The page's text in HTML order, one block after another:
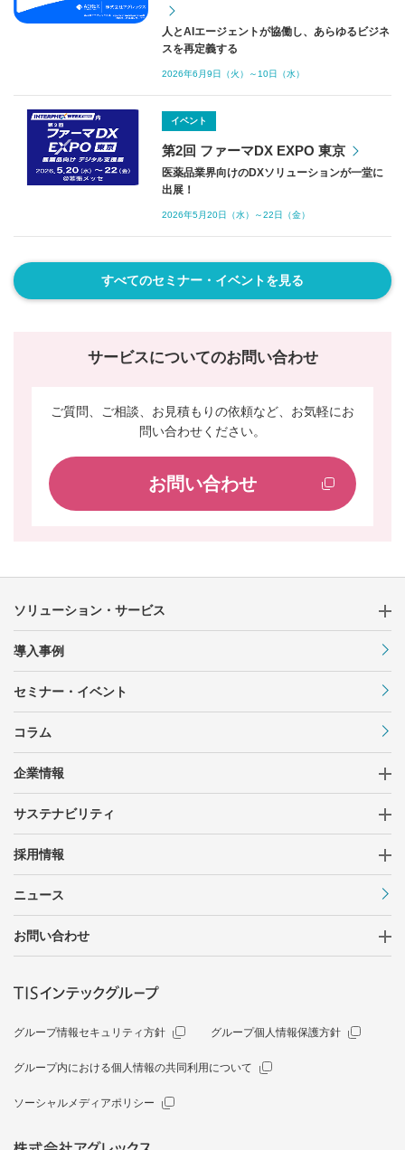
業務効率化やDXを実現する、お客様業
務の可視化・分析・BPRソリューション
ビジネス変革サービス
業界を問わず高品質でフレキシブルな
BPOサービスを提供
BPOサービス
導入実績No.1!名寄せツールのデファク
Precisely Trillium関連ソリューシ
ョン（データクレンジング・名寄
最適なツール選定と効果的な活用促進
業務効率化ソリューション
お客様に気軽に相談いただける「ITのか
かりつけ医」
i
豊富な標準機能と開発基盤を兼ね備えた
Biz∫関連サービス
的な業務改革をサポート
BPMデジタルサービス
簡単に実施でき、簡単に効果を出せる
人とAIエージェントが協働し、あらゆるビジネ
スを再定義する
2026年6月9日（火）～10日（水）
イベント
第2回 ファーマDX EXPO 東京
医薬品業界向けのDXソリューションが一堂に
出展！
2026年5月20日（水）～22日（金）
すべてのセミナー・イベントを見る
サービスについてのお問い合わせ
ご質問、ご相談、お見積もりの依頼など、お気軽にお
問い合わせください。
お問い合わせ
ソリューション・サービス
導入事例
セミナー・イベント
コラム
企業情報
サステナビリティ
採用情報
ニュース
お問い合わせ
グループ情報セキュリティ方針 グループ個人情報保護方針
グループ内における個人情報の共同利用について
ソーシャルメディアポリシー